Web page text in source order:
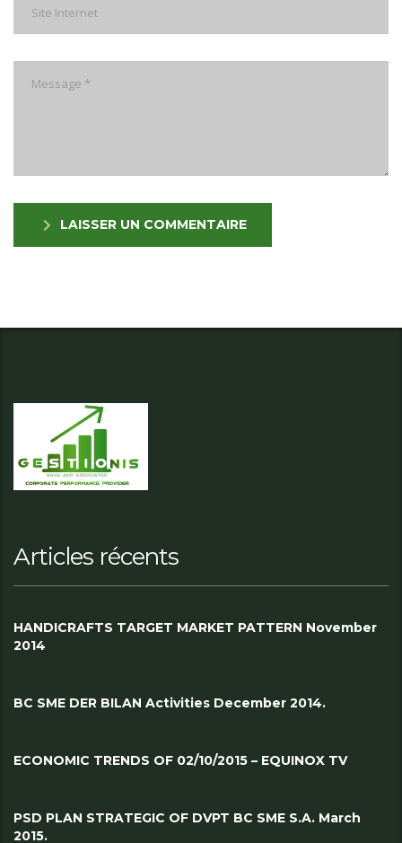
LAISSER UN COMMENTAIRE
Articles récents
HANDICRAFTS TARGET MARKET PATTERN November
2014
BC SME DER BILAN Activities December 2014.
ECONOMIC TRENDS OF 02/10/2015 – EQUINOX TV
PSD PLAN STRATEGIC OF DVPT BC SME S.A. March
2015.